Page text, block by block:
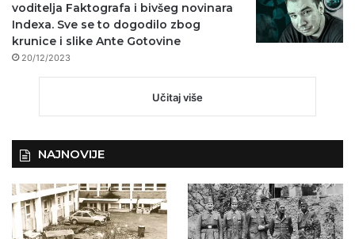
voditelja Faktografa i bivšeg novinara
Indexa. Sve se to dogodilo zbog
krunice i slike Ante Gotovine
20/12/2023
Učitaj više
NAJNOVIJE